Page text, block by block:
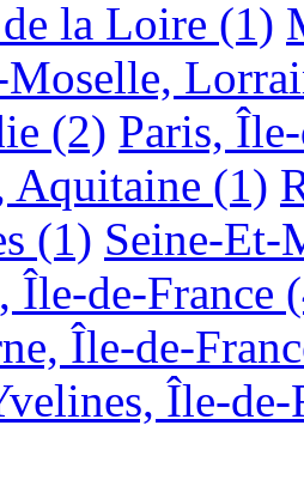
la Loire (1)
(2) Paris,
Aquitaine (1)
(1) Seine-Et-
Île-de-France
Île-de-
Île-de-